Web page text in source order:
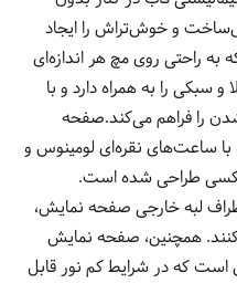
و خوش‌تراش را ایجاد
است که به راحتی روی مچ هر اندازه‌ای
سبکی را به همراه دارد و با
را فراهم می‌کند.صفحه
ساعت‌های نقره‌ای لومینوس و
طراحی شده است.
لبه خارجی صفحه نمایش،
همچنین، صفحه نمایش
است که در شرایط کم نور قابل